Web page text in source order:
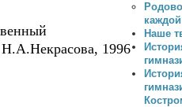
1996
Наше